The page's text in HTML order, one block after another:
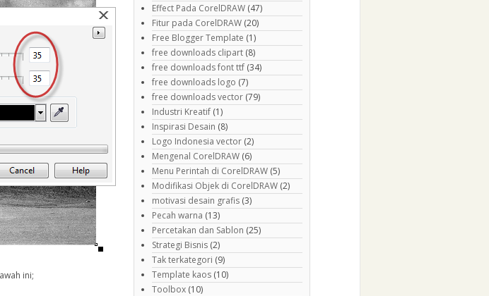
ini;
Effect Pada CorelDRAW (47)
Fitur pada CorelDRAW (20)
Free Blogger Template (1)
free downloads clipart (8)
free downloads font ttf (34)
free downloads logo (7)
free downloads vector (79)
Industri Kreatif (1)
Inspirasi Desain (8)
Logo Indonesia vector (2)
Mengenal CorelDRAW (6)
Menu Perintah di CorelDRAW (5)
Modifikasi Objek di CorelDRAW (2)
motivasi desain grafis (3)
Pecah warna (13)
Percetakan dan Sablon (25)
Strategi Bisnis (2)
Tak terkategori (9)
Template kaos (10)
Toolbox (10)